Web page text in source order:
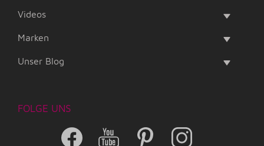
Videos
Marken
Unser Blog
FOLGE UNS